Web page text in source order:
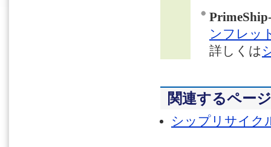
ンフレッ
詳しくは
関連するページ
シップリサイク